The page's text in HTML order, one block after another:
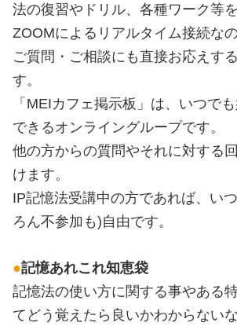
法の復習やドリル、各種ワーク等
ZOOMによるリアルタイム接続な
ご質問・ご相談にも直接お応えす
す。
「MEIカフェ掲示板」は、いつで
できるオンライングループです。
他の方からの質問やそれに対する
けます。
IP記憶法受講中の方であれば、い
ろん不参加も)自由です。
●記憶あれこれ知恵袋
記憶法の使い方に関する事やある
てどう覚えたら良いかわからない